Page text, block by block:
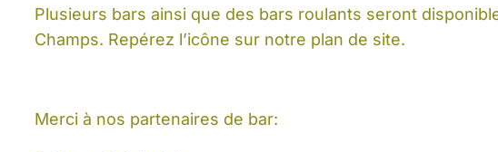
Plusieurs bars ainsi que des bars roulants seront
Champs. Repérez l’icône sur notre plan de site.
Merci à nos partenaires de bar: